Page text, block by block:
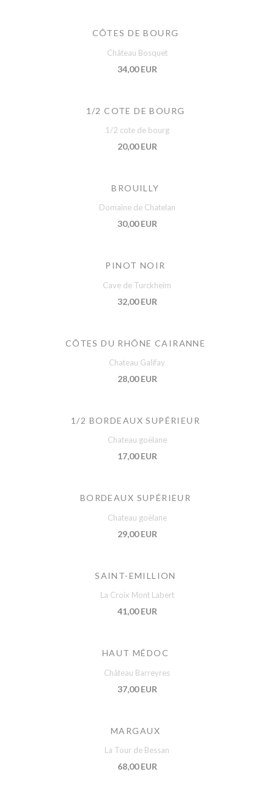
CÔTES DE BOURG
Château Bosquet
34,00 EUR
1/2 COTE DE BOURG
1/2 cote de bourg
20,00 EUR
BROUILLY
Domaine de Chatelan
30,00 EUR
PINOT NOIR
Cave de Turckheim
32,00 EUR
CÔTES DU RHÔNE CAIRANNE
Chateau Galifay
28,00 EUR
1/2 BORDEAUX SUPÉRIEUR
Chateau goëlane
17,00 EUR
BORDEAUX SUPÉRIEUR
Chateau goëlane
29,00 EUR
SAINT-EMILLION
La Croix Mont Labert
41,00 EUR
HAUT MÉDOC
Château Barreyres
37,00 EUR
MARGAUX
La Tour de Bessan
68,00 EUR